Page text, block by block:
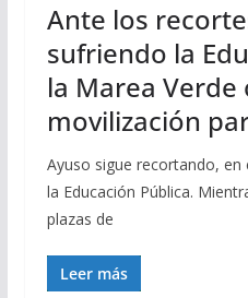
Ante los
sufriendo la
la Marea Verde
movilización
Ayuso sigue recortando,
la Educación Pública.
plazas de
Leer más